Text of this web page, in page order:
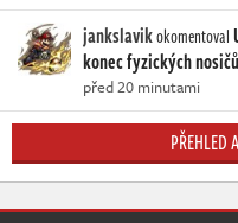
jankslavikokomentoval
konec fyzických
před 20 minutami
PŘEHLED